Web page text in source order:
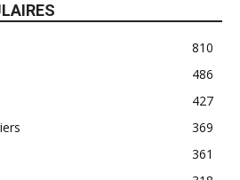
810
486
427
369
361